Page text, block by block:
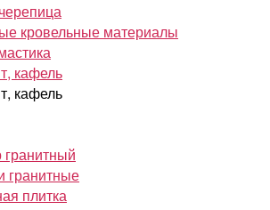
кровельные материалы
кафель
кафель
гранитные
плитка